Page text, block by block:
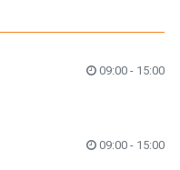
09:00 - 15:00
09:00 - 15:00